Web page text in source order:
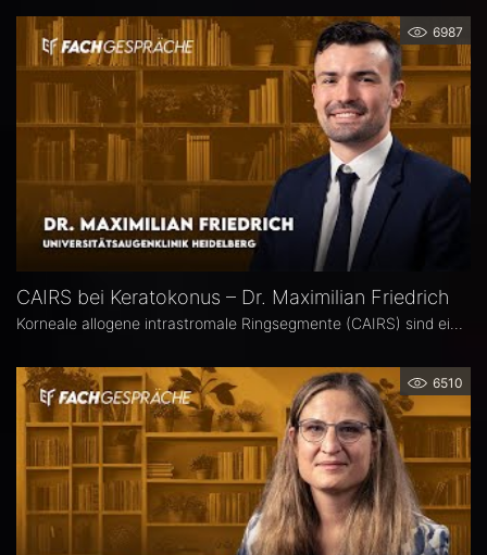
6987
CAIRS bei Keratokonus – Dr. Maximilian Friedrich
6510